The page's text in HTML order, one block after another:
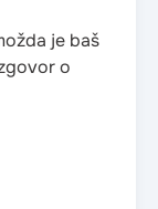
je baš
o